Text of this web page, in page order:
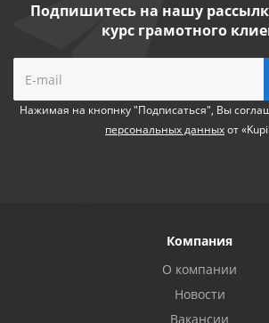
Подпишитесь на нашу
курс грамотного
Нажимая на кнопнку "Подписаться", Вы
персональных данныхот
Компания
О компании
Новости
Вакансии